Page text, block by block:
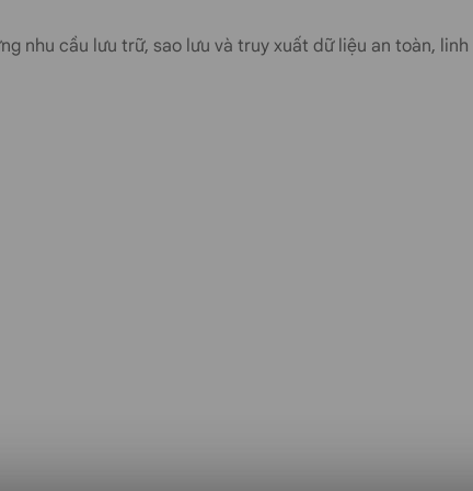
nhu cầu lưu trữ, sao lưu và truy xuất dữ liệu an toàn,